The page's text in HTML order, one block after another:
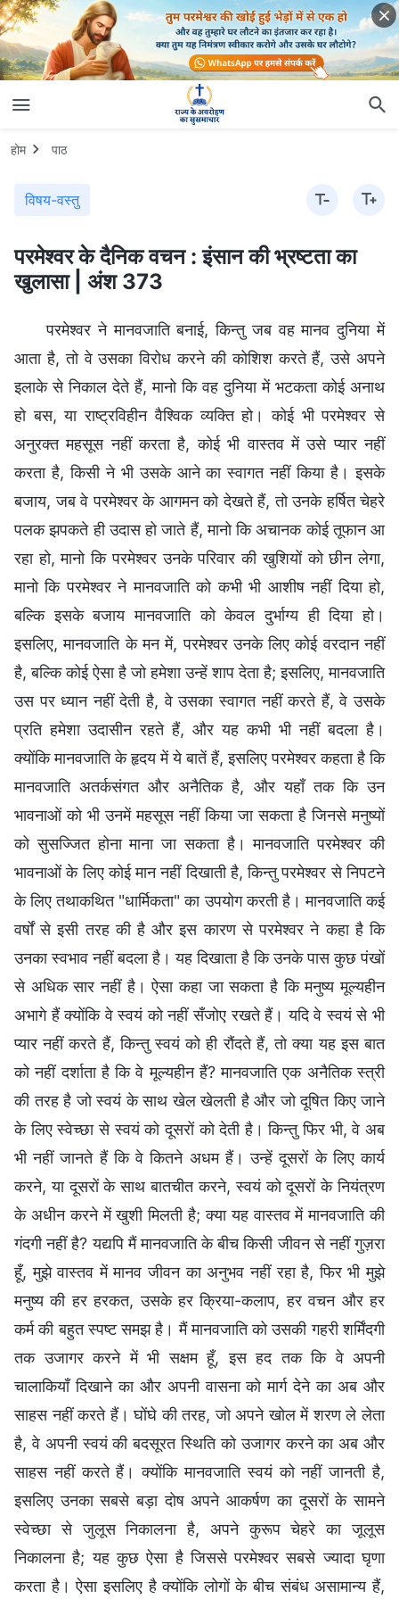
होम पाठ
विषय-वस्तु
परमेश्वर के दैनिक वचन : इंसान की भ्रष्टता का
खुलासा | अंश 373
परमेश्वर ने मानवजाति बनाई, किन्तु जब वह मानव दुनिया में
आता है, तो वे उसका विरोध करने की कोशिश करते हैं, उसे अपने
इलाके से निकाल देते हैं, मानो कि वह दुनिया में भटकता कोई अनाथ
हो बस, या राष्ट्रविहीन वैश्विक व्यक्ति हो। कोई भी परमेश्वर से
अनुरक्त महसूस नहीं करता है, कोई भी वास्तव में उसे प्यार नहीं
करता है, किसी ने भी उसके आने का स्वागत नहीं किया है। इसके
बजाय, जब वे परमेश्वर के आगमन को देखते हैं, तो उनके हर्षित चेहरे
पलक झपकते ही उदास हो जाते हैं, मानो कि अचानक कोई तूफान आ
रहा हो, मानो कि परमेश्वर उनके परिवार की खुशियों को छीन लेगा,
मानो कि परमेश्वर ने मानवजाति को कभी भी आशीष नहीं दिया हो,
बल्कि इसके बजाय मानवजाति को केवल दुर्भाग्य ही दिया हो।
इसलिए, मानवजाति के मन में, परमेश्वर उनके लिए कोई वरदान नहीं
है, बल्कि कोई ऐसा है जो हमेशा उन्हें शाप देता है; इसलिए, मानवजाति
उस पर ध्यान नहीं देती है, वे उसका स्वागत नहीं करते हैं, वे उसके
प्रति हमेशा उदासीन रहते हैं, और यह कभी भी नहीं बदला है।
क्योंकि मानवजाति के हृदय में ये बातें हैं, इसलिए परमेश्वर कहता है कि
मानवजाति अतर्कसंगत और अनैतिक है, और यहाँ तक कि उन
भावनाओं को भी उनमें महसूस नहीं किया जा सकता है जिनसे मनुष्यों
को सुसज्जित होना माना जा सकता है। मानवजाति परमेश्वर की
भावनाओं के लिए कोई मान नहीं दिखाती है, किन्तु परमेश्वर से निपटने
के लिए तथाकथित "धार्मिकता" का उपयोग करती है। मानवजाति कई
वर्षों से इसी तरह की है और इस कारण से परमेश्वर ने कहा है कि
उनका स्वभाव नहीं बदला है। यह दिखाता है कि उनके पास कुछ पंखों
से अधिक सार नहीं है। ऐसा कहा जा सकता है कि मनुष्य मूल्यहीन
अभागे हैं क्योंकि वे स्वयं को नहीं सँजोए रखते हैं। यदि वे स्वयं से भी
प्यार नहीं करते हैं, किन्तु स्वयं को ही रौंदते हैं, तो क्या यह इस बात
को नहीं दर्शाता है कि वे मूल्यहीन हैं? मानवजाति एक अनैतिक स्त्री
की तरह है जो स्वयं के साथ खेल खेलती है और जो दूषित किए जाने
के लिए स्वेच्छा से स्वयं को दूसरों को देती है। किन्तु फिर भी, वे अब
भी नहीं जानते हैं कि वे कितने अधम हैं। उन्हें दूसरों के लिए कार्य
करने, या दूसरों के साथ बातचीत करने, स्वयं को दूसरों के नियंत्रण
के अधीन करने में खुशी मिलती है; क्या यह वास्तव में मानवजाति की
गंदगी नहीं है? यद्यपि मैं मानवजाति के बीच किसी जीवन से नहीं गुज़रा
हूँ, मुझे वास्तव में मानव जीवन का अनुभव नहीं रहा है, फिर भी मुझे
मनुष्य की हर हरकत, उसके हर क्रिया-कलाप, हर वचन और हर
कर्म की बहुत स्पष्ट समझ है। मैं मानवजाति को उसकी गहरी शर्मिंदगी
तक उजागर करने में भी सक्षम हूँ, इस हद तक कि वे अपनी
चालाकियाँ दिखाने का और अपनी वासना को मार्ग देने का अब और
साहस नहीं करते हैं। घोंघे की तरह, जो अपने खोल में शरण ले लेता
है, वे अपनी स्वयं की बदसूरत स्थिति को उजागर करने का अब और
साहस नहीं करते हैं। क्योंकि मानवजाति स्वयं को नहीं जानती है,
इसलिए उनका सबसे बड़ा दोष अपने आकर्षण का दूसरों के सामने
स्वेच्छा से जुलूस निकालना है, अपने कुरूप चेहरे का जूलूस
निकालना है; यह कुछ ऐसा है जिससे परमेश्वर सबसे ज्यादा घृणा
करता है। ऐसा इसलिए है क्योंकि लोगों के बीच संबंध असामान्य हैं,